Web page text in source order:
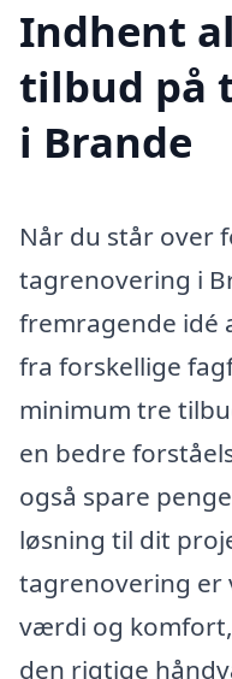
Indhent
tilbud på
i Brande
Når du står over
tagrenovering i
fremragende idé
fra forskellige
minimum tre
en bedre
også spare
løsning til dit
tagrenovering er
værdi og
den rigtige